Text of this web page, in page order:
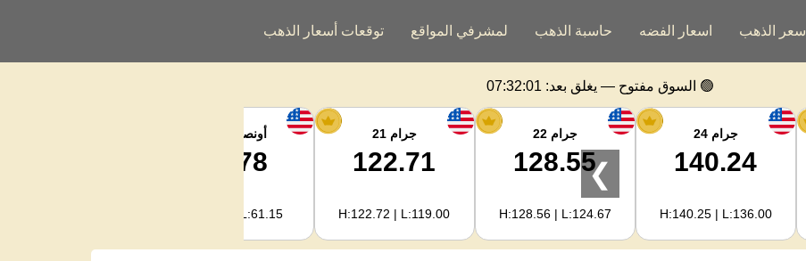
سعر الذهب اسعار الفضه حاسبة الذهب لمشرفي المواقع توقعات أسعار الذهب
🟢 السوق مفتوح — يغلق بعد: 07:32:01
جرام 24
140.24
H:140.25 | L:136.00
جرام 22
128.55
H:128.56 | L:124.67
جرام 21
122.71
H:122.72 | L:119.00
أونصة الفضة
64.78
H:65.13 | L:61.15
❯